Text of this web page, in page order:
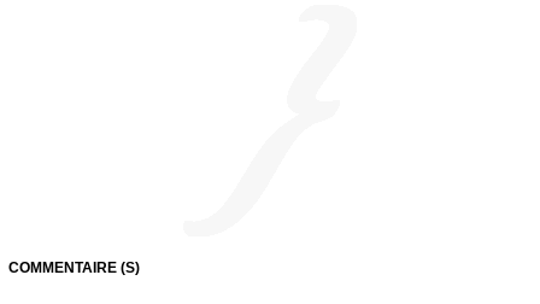
COMMENTAIRE (S)